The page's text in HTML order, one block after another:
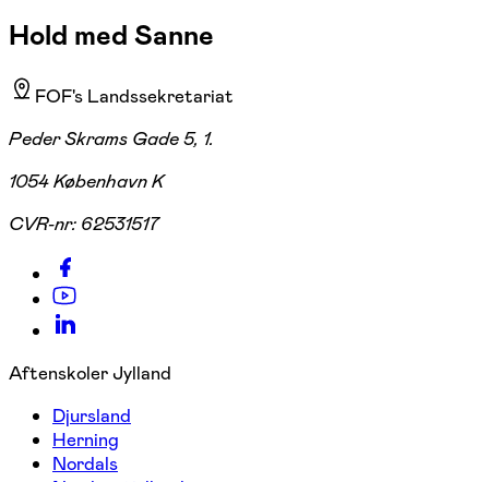
Hold med Sanne
FOF's Landssekretariat
Peder Skrams Gade 5, 1.
1054 København K
CVR-nr: 62531517
Aftenskoler Jylland
Djursland
Herning
Nordals